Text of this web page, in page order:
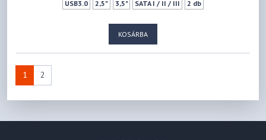
USB3.0 2,5" 3,5" SATA I / II / III 2 db
KOSÁRBA
1 2